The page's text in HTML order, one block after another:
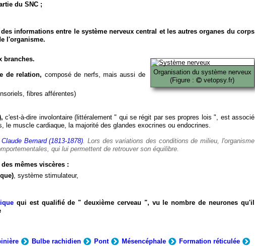
du SNC ;
informations entre le système nerveux central et les autres organes du corps
l'organisme.
Organisation du système nerveux
(Figure :
vetopsy.fr)
branches.
de relation, composé de nerfs, mais aussi de
fibres afférentes)
c'est-à-dire involontaire (littéralement " qui se régit par ses propres lois ", est associé
muscle cardiaque, la majorité des glandes exocrines ou endocrines.
Claude Bernard (1813-1878). Lors des variations des conditions de milieu, l'organisme
qui lui permettent de retrouver son équilibre.
mêmes viscères :
, système stimulateur,
qui est qualifié de " deuxième cerveau ", vu le nombre de neurones qu'il
Bulbe rachidien Pont Mésencéphale
Formation réticulée